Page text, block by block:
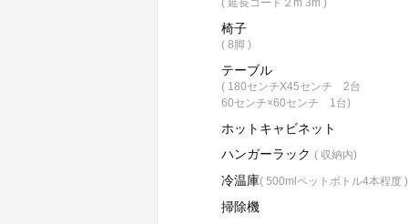
( 延長コード２m 3m )
椅子
( 8脚 )
テーブル
( 180センチX45センチ 2台
60センチ×60センチ 1台)
ホットキャビネット
ハンガーラック ( 収納内)
冷温庫( 500mlペットボトル4本程度 )
掃除機